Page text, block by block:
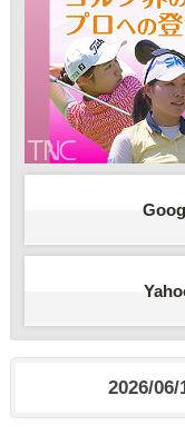
2026/